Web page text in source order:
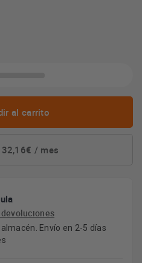
al carrito
32,16€ / mes
Envío en 2-5 días